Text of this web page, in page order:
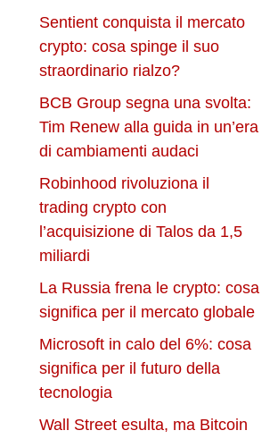
Sentient conquista il mercato
crypto: cosa spinge il suo
straordinario rialzo?
BCB Group segna una svolta:
Tim Renew alla guida in un’era
di cambiamenti audaci
Robinhood rivoluziona il
trading crypto con
l’acquisizione di Talos da 1,5
miliardi
La Russia frena le crypto: cosa
significa per il mercato globale
Microsoft in calo del 6%: cosa
significa per il futuro della
tecnologia
Wall Street esulta, ma Bitcoin